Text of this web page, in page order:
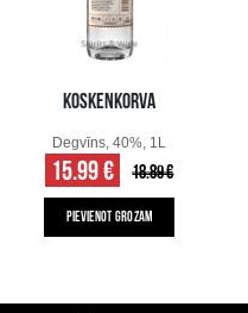
KOSKENKORVA
Degvīns, 40%, 1L
15.99 € 18.89 €
PIEVIENOT GROZAM